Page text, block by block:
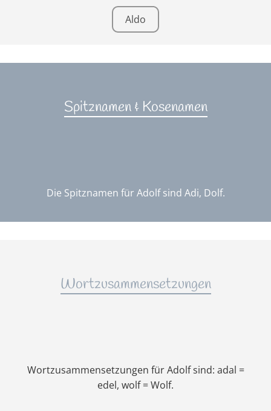
Aldo
Spitznamen & Kosenamen
Die Spitznamen für Adolf sind Adi, Dolf.
Wortzusammensetzungen
Wortzusammensetzungen für Adolf sind: adal =
edel, wolf = Wolf.